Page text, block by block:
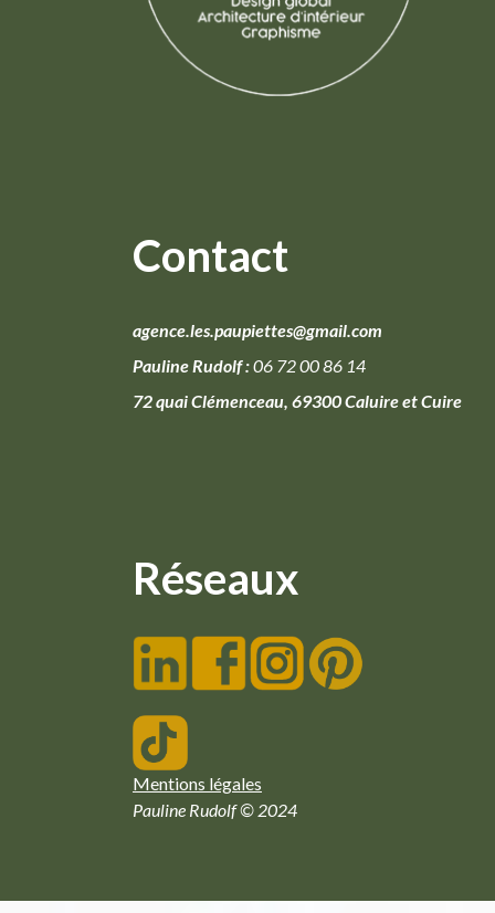
Contact
agence.les.paupiettes@gmail.com
Pauline Rudolf :06 72 00 86 14
72 quai Clémenceau, 69300 Caluire et Cuire
Réseaux
Mentions légales
Pauline Rudolf © 2024